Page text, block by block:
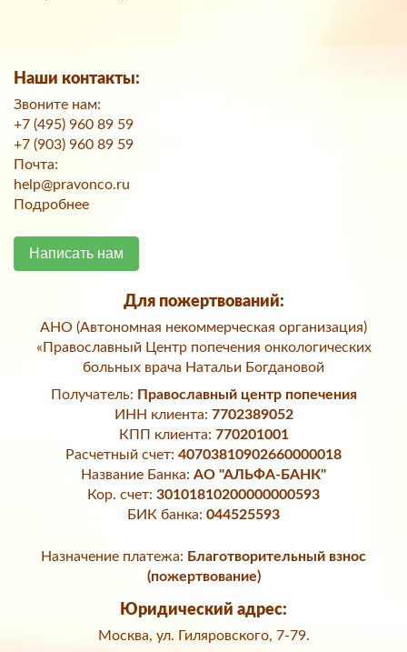
Наши контакты:
Звоните нам:
+7 (495) 960 89 59
+7 (903) 960 89 59
Почта:
help@pravonco.ru
Подробнее
Написать нам
Для пожертвований:
АНО (Автономная некоммерческая организация)
«Православный Центр попечения онкологических
больных врача Натальи Богдановой
Получатель: Православный центр попечения
ИНН клиента: 7702389052
КПП клиента: 770201001
Расчетный счет: 40703810902660000018
Название Банка: АО "АЛЬФА-БАНК"
Кор. счет: 30101810200000000593
БИК банка: 044525593
Назначение платежа: Благотворительный взнос
(пожертвование)
Юридический адрес:
Москва, ул. Гиляровского, 7-79.